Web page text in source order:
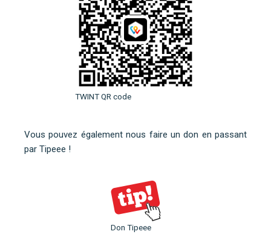
TWINT QR code
Vous pouvez également nous faire un don en passant
par Tipeee !
Don Tipeee